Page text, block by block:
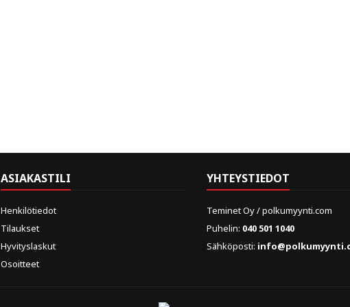
ASIAKASTILI
Henkilötiedot
Tilaukset
Hyvityslaskut
Osoitteet
YHTEYSTIEDOT
Teminet Oy / polkumyynti.com
Puhelin: 040 501 1040
Sähköposti: